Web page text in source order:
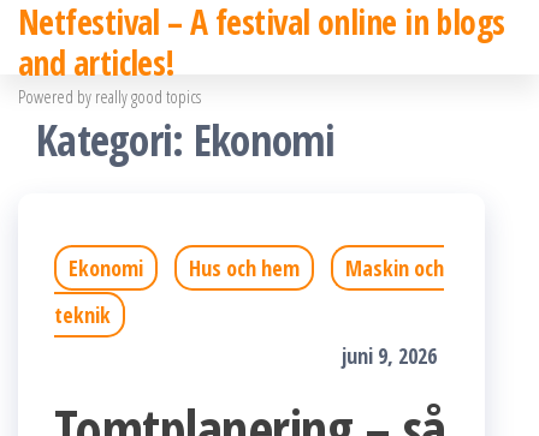
Hoppa
till
innehållet
Netfestival – A festival online in blogs
and articles!
Powered by really good topics
Kategori: Ekonomi
Ekonomi Hus och hem
Maskin och
teknik
juni 9, 2026